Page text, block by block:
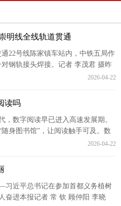
明线全线轨道贯通
22号线陈家镇车站内，中铁五局作
钢轨接头焊接。记者 李茂君 摄昨
家镇地下十几米深的地方钢花四溅，
2026-04-22
读吗
，数字阅读早已进入高速发展期。
身图书馆”，让阅读触手可及。数
2026-04-22
近平总书记在参加首都义务植树
奋进本报记者 常 钦 顾仲阳 李晓